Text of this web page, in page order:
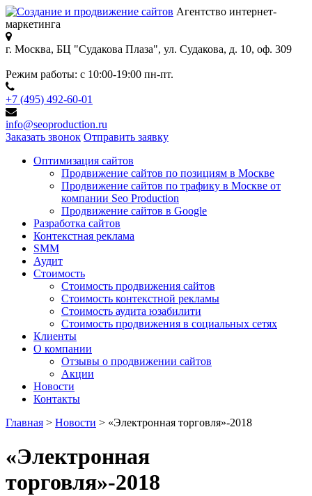
Агентство интернет-
маркетинга
г. Москва, БЦ "Судакова Плаза", ул. Судакова, д. 10, оф. 309
Режим работы: с 10:00-19:00 пн-пт.
+7 (495) 492-60-01
info@seoproduction.ru
Заказать звонок Отправить заявку
Оптимизация сайтов
Продвижение сайтов по позициям в Москве
Продвижение сайтов по трафику в Москве от
компании Seo Production
Продвижение сайтов в Google
Разработка сайтов
Контекстная реклама
SMM
Аудит
Стоимость
Стоимость продвижения сайтов
Стоимость контекстной рекламы
Стоимость аудита юзабилити
Стоимость продвижения в социальных сетях
Клиенты
О компании
Отзывы о продвижении сайтов
Акции
Новости
Контакты
Главная > Новости > «Электронная торговля»-2018
«Электронная
торговля»-2018